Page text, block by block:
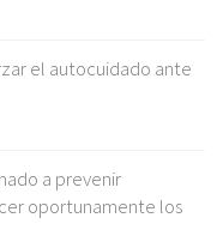
el autocuidado ante
a prevenir
oportunamente los